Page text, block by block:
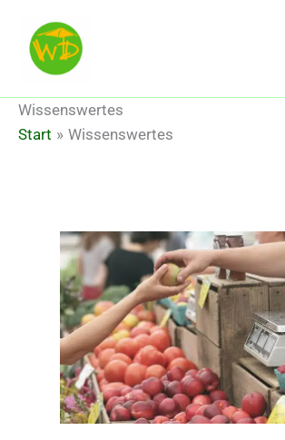
Inhalt
springen
Wissenswertes
Start
Wissenswertes